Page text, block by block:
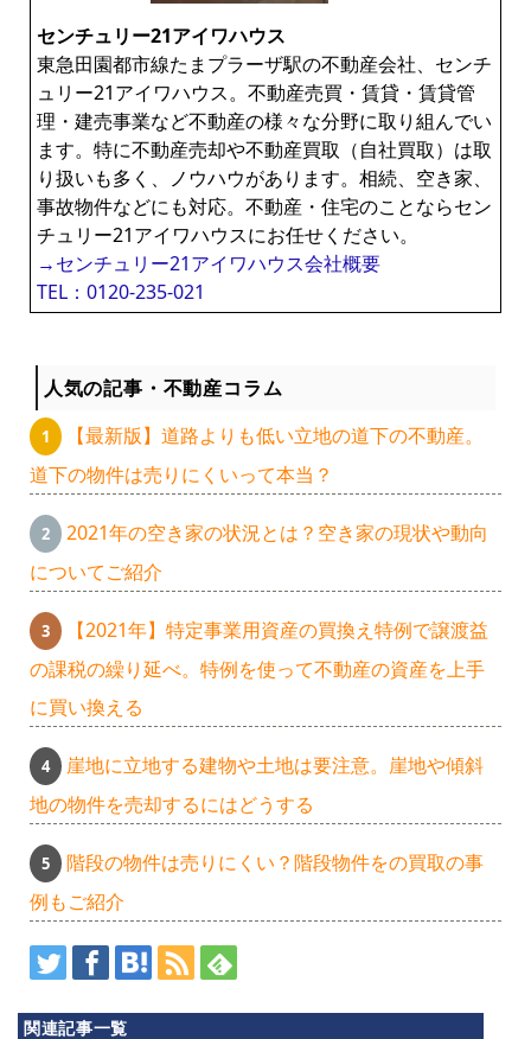
ー
あ
ざ
み
センチュリー21アイワハウス
東急田園都市線たまプラーザ駅の不動産会社、センチ
ュリー21アイワハウス。不動産売買・賃貸・賃貸管
理・建売事業など不動産の様々な分野に取り組んでい
ます。特に不動産売却や不動産買取（自社買取）は取
り扱いも多く、ノウハウがあります。相続、空き家、
事故物件などにも対応。不動産・住宅のことならセン
チュリー21アイワハウスにお任せください。
→センチュリー21アイワハウス会社概要
TEL：0120-235-021
人気の記事・不動産コラム
【最新版】道路よりも低い立地の道下の不動産。
道下の物件は売りにくいって本当？
2021年の空き家の状況とは？空き家の現状や動向
についてご紹介
【2021年】特定事業用資産の買換え特例で譲渡益
の課税の繰り延べ。特例を使って不動産の資産を上手
に買い換える
崖地に立地する建物や土地は要注意。崖地や傾斜
地の物件を売却するにはどうする
階段の物件は売りにくい？階段物件をの買取の事
例もご紹介
関連記事一覧